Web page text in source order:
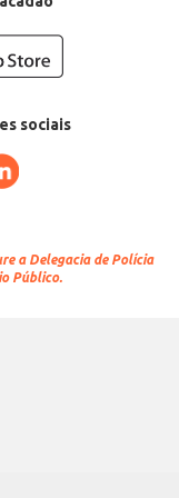
sociais
a Delegacia de Polícia
Público.